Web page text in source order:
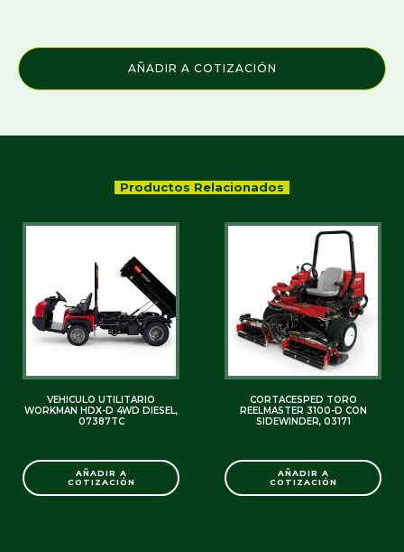
AÑADIR A COTIZACIÓN
Productos Relacionados
VEHICULO UTILITARIO
WORKMAN HDX-D 4WD DIESEL,
07387TC
AÑADIR A
COTIZACIÓN
CORTACESPED TORO
REELMASTER 3100-D CON
SIDEWINDER, 03171
AÑADIR A
COTIZACIÓN